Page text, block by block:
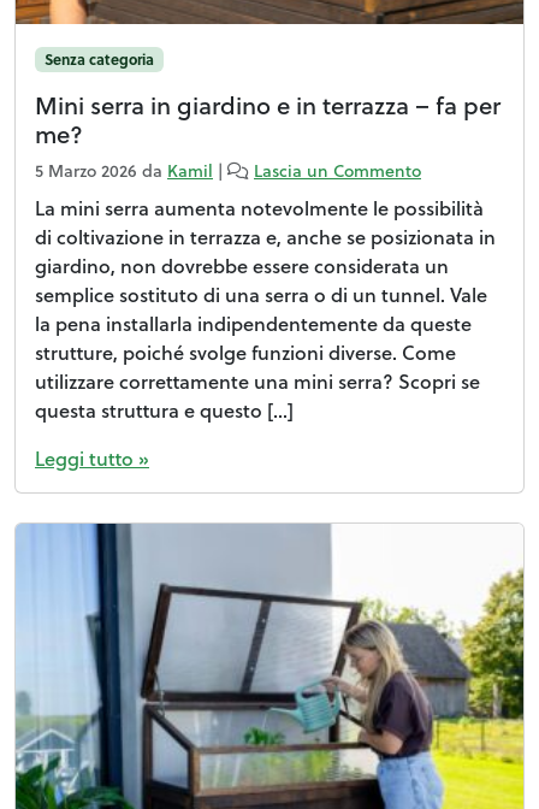
Senza categoria
Mini serra in giardino e in terrazza – fa per
me?
5 Marzo 2026 da Kamil | Lascia un Commento
La mini serra aumenta notevolmente le possibilità
di coltivazione in terrazza e, anche se posizionata in
giardino, non dovrebbe essere considerata un
semplice sostituto di una serra o di un tunnel. Vale
la pena installarla indipendentemente da queste
strutture, poiché svolge funzioni diverse. Come
utilizzare correttamente una mini serra? Scopri se
questa struttura e questo […]
Leggi tutto »